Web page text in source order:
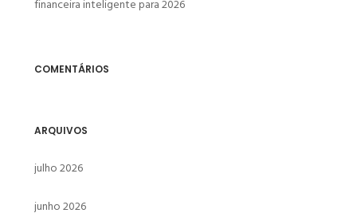
financeira inteligente para 2026
COMENTÁRIOS
ARQUIVOS
julho 2026
junho 2026